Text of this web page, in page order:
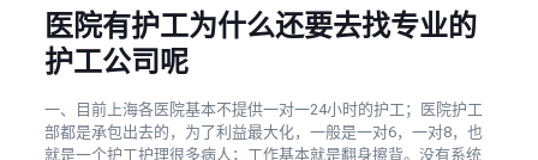
医院有护工为什么还要去找专业的
护工公司呢
一、目前上海各医院基本不提供一对一24小时的护工；医院护工
部都是承包出去的，为了利益最大化，一般是一对6，一对8，也
就是一个护工护理很多病人；工作基本就是翻身擦背。没有系统